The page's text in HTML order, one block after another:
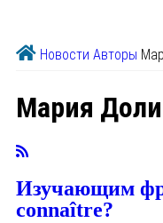
Новости Авторы
Мария
Изучающим
connaître?